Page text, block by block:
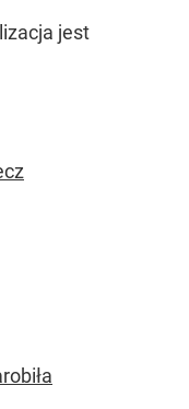
jest